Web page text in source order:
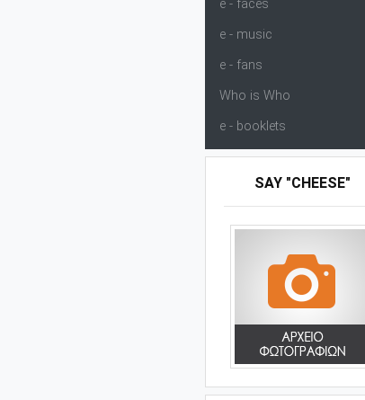
e - faces
e - music
e - fans
Who is Who
e - booklets
SAY "CHEESE"